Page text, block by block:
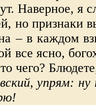
Наверное, я
но признаки
– в каждом
все ясно,
чего?
упрям: ну